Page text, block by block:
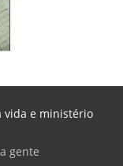
vida e ministério
gente